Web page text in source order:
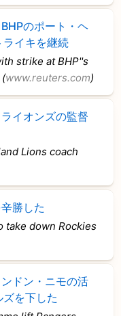
のポート・ヘ
ライキを継続
strike at BHP''s
www.reuters.com)
イオンズの監督
Lions coach
勝した
take down Rockies
ドン・ニモの活
を下した